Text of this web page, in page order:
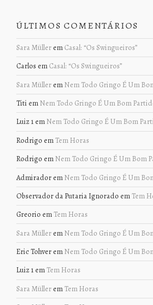
ÚLTIMOS COMENTÁRIOS
Sara Müllerem Casal: “Os Swingueiros”
Carlos em Casal: “Os Swingueiros”
Sara Müllerem Nem Todo Gringo É Um
Titi em Nem Todo Gringo É Um Bom
Luiz 1em Nem Todo Gringo É Um Bom
Rodrigo em Tem Horas
Rodrigo em Nem Todo Gringo É Um Bom
Admiradorem Nem Todo Gringo É Um
Observador da Putaria Ignorado em Tem
Greorio em Tem Horas
Sara Müllerem Nem Todo Gringo É Um
Eric Tohverem Nem Todo Gringo É Um
Luiz 1em Tem Horas
Sara Müllerem Tem Horas